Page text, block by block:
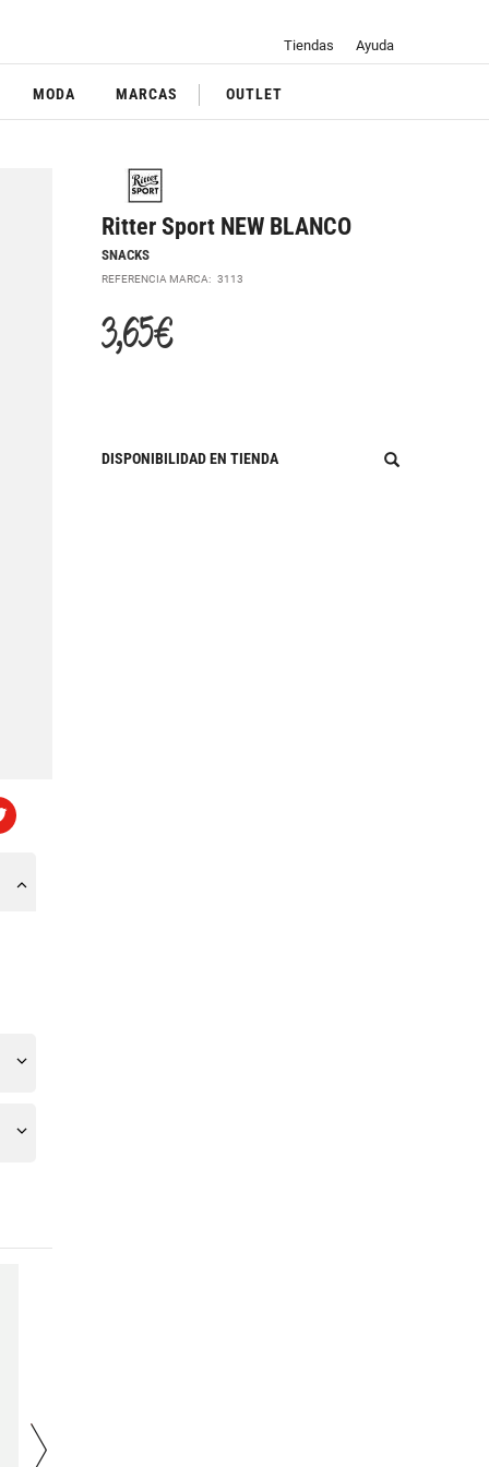
Tiendas Ayuda
MODA MARCAS OUTLET
Ritter Sport NEW BLANCO
SNACKS
REFERENCIA MARCA:3113
3,65 €
DISPONIBILIDAD EN TIENDA